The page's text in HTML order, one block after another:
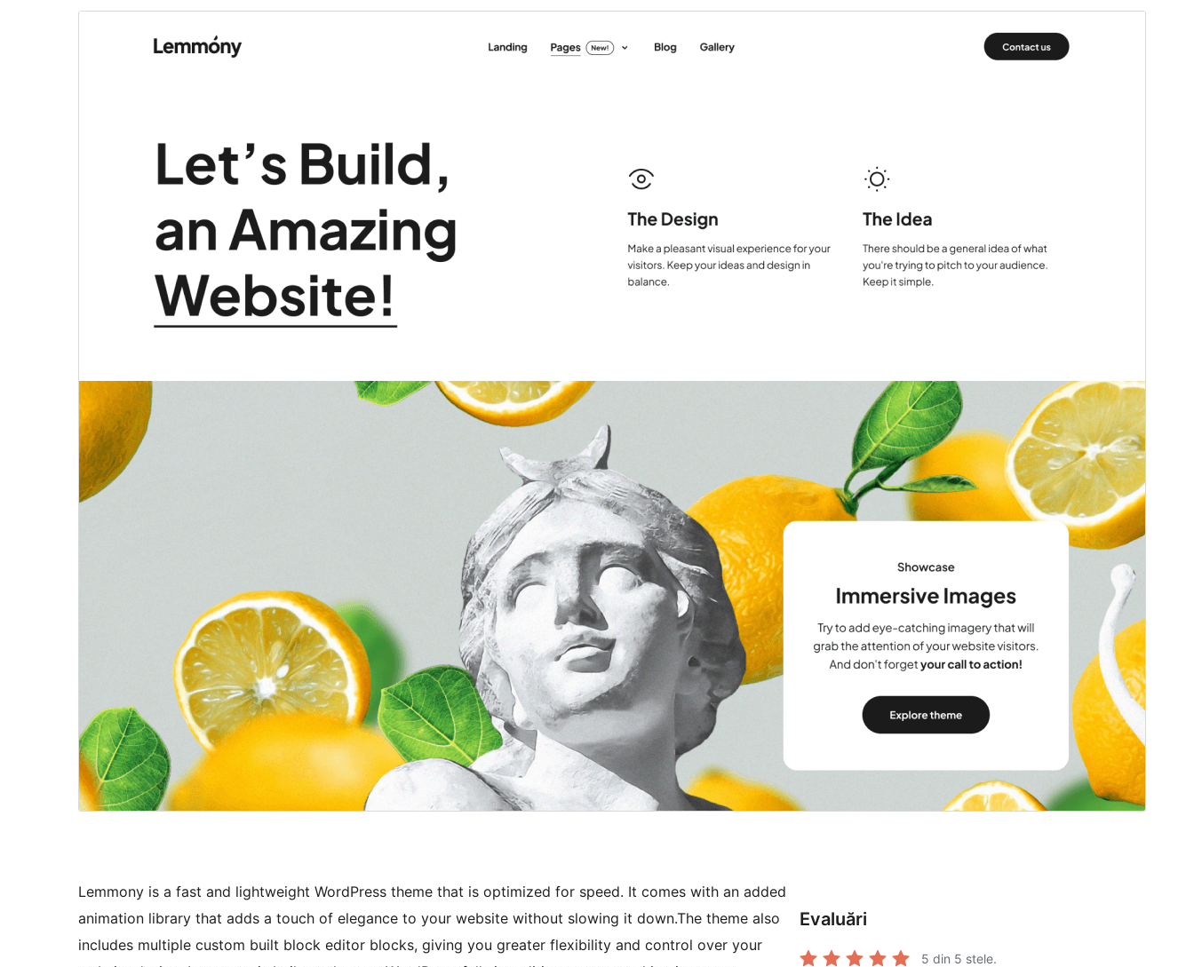
Prima pagină a temei
Lemmony is a fast and lightweight WordPress theme that is optimized for speed. It comes with an added
animation library that adds a touch of elegance to your website without slowing it down.The theme also
includes multiple custom built block editor blocks, giving you greater flexibility and control over your
Evaluări
5 din 5 stele.